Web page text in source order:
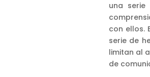
una
con ellos.
serie de
limitan al
de